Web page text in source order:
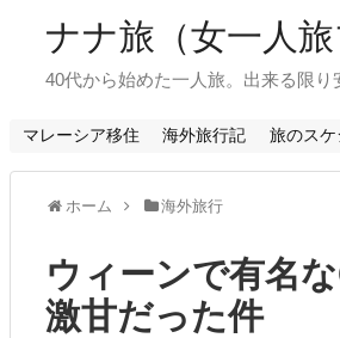
ナナ旅（女一人旅
40代から始めた一人旅。出来る限り
マレーシア移住 海外旅行記 旅のスケ
ホーム 海外旅行
ウィーンで有名
激甘だった件